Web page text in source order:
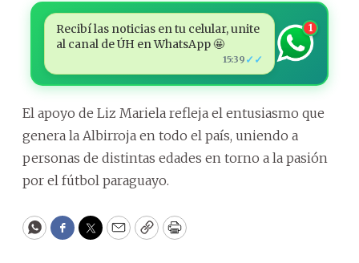
Recibí las noticias en tu celular, unite
al canal de ÚH en WhatsApp 🤩
15:39 ✓✓
1
El apoyo de Liz Mariela refleja el entusiasmo que
genera la Albirroja en todo el país, uniendo a
personas de distintas edades en torno a la pasión
por el fútbol paraguayo.
WhatsApp
Facebook
Twitter
EmailCopyPrint